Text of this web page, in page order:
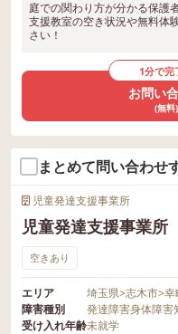
庭での関わり方が分かる保護
支援教室の空き状況や無料体
さい！
1分で完
お問い
(無料)
まとめて問い合わせ
児童発達支援事業所
児童発達支援事業
空きあり
エリア 埼玉県>志木市>幸
障害種別
発達障害身体障害
受け入れ年齢未就学